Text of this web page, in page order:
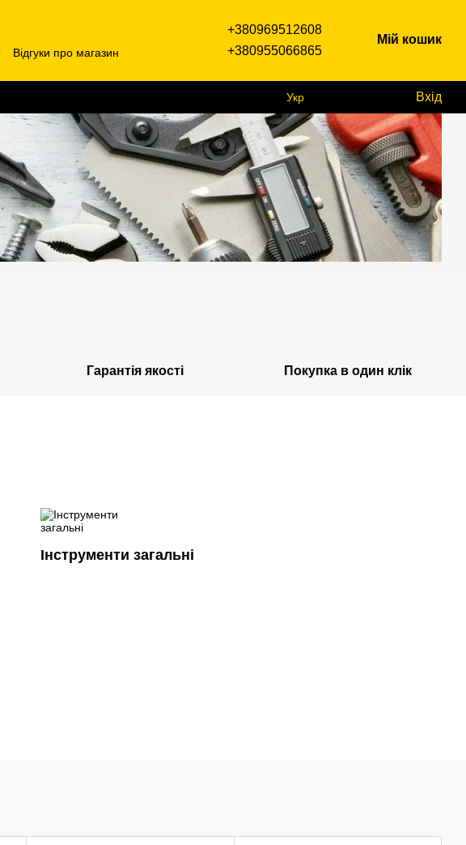
Відгуки про магазин
+380969512608
+380955066865
Мій кошик
Укр Вхід
Гарантія якості Покупка в один клік
Інструменти загальні